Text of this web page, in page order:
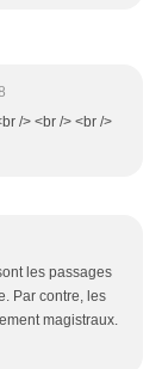
/> <br /> <br />
les passages
Par contre, les
magistraux.